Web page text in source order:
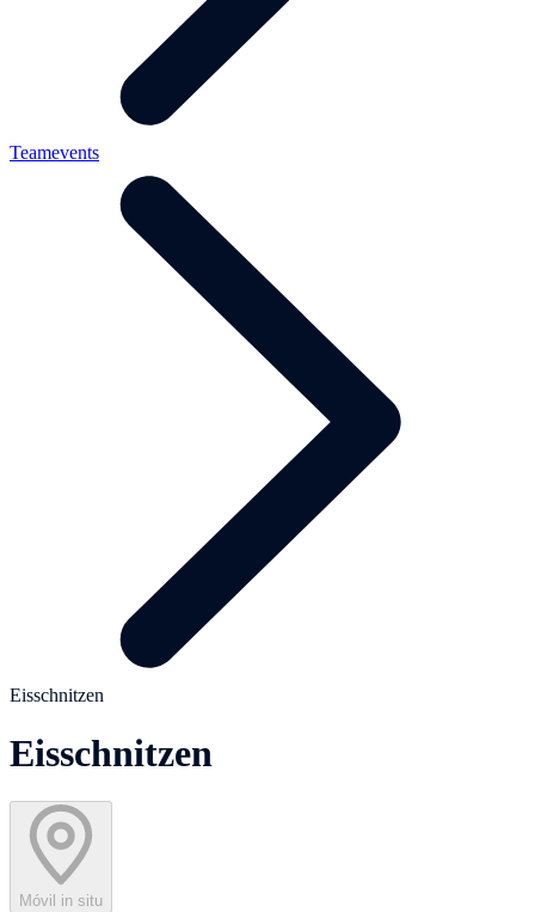
Teamevents
Eisschnitzen
Eisschnitzen
Móvil in situ